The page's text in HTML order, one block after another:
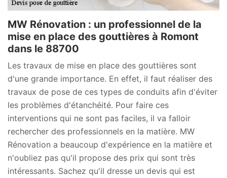
MW Rénovation : un professionnel de la
mise en place des gouttières à Romont
dans le 88700
Les travaux de mise en place des gouttières sont
d'une grande importance. En effet, il faut réaliser des
travaux de pose de ces types de conduits afin d'éviter
les problèmes d'étanchéité. Pour faire ces
interventions qui ne sont pas faciles, il va falloir
rechercher des professionnels en la matière. MW
Rénovation a beaucoup d'expérience en la matière et
n'oubliez pas qu'il propose des prix qui sont très
intéressants. Sachez qu'il dresse un devis qui est